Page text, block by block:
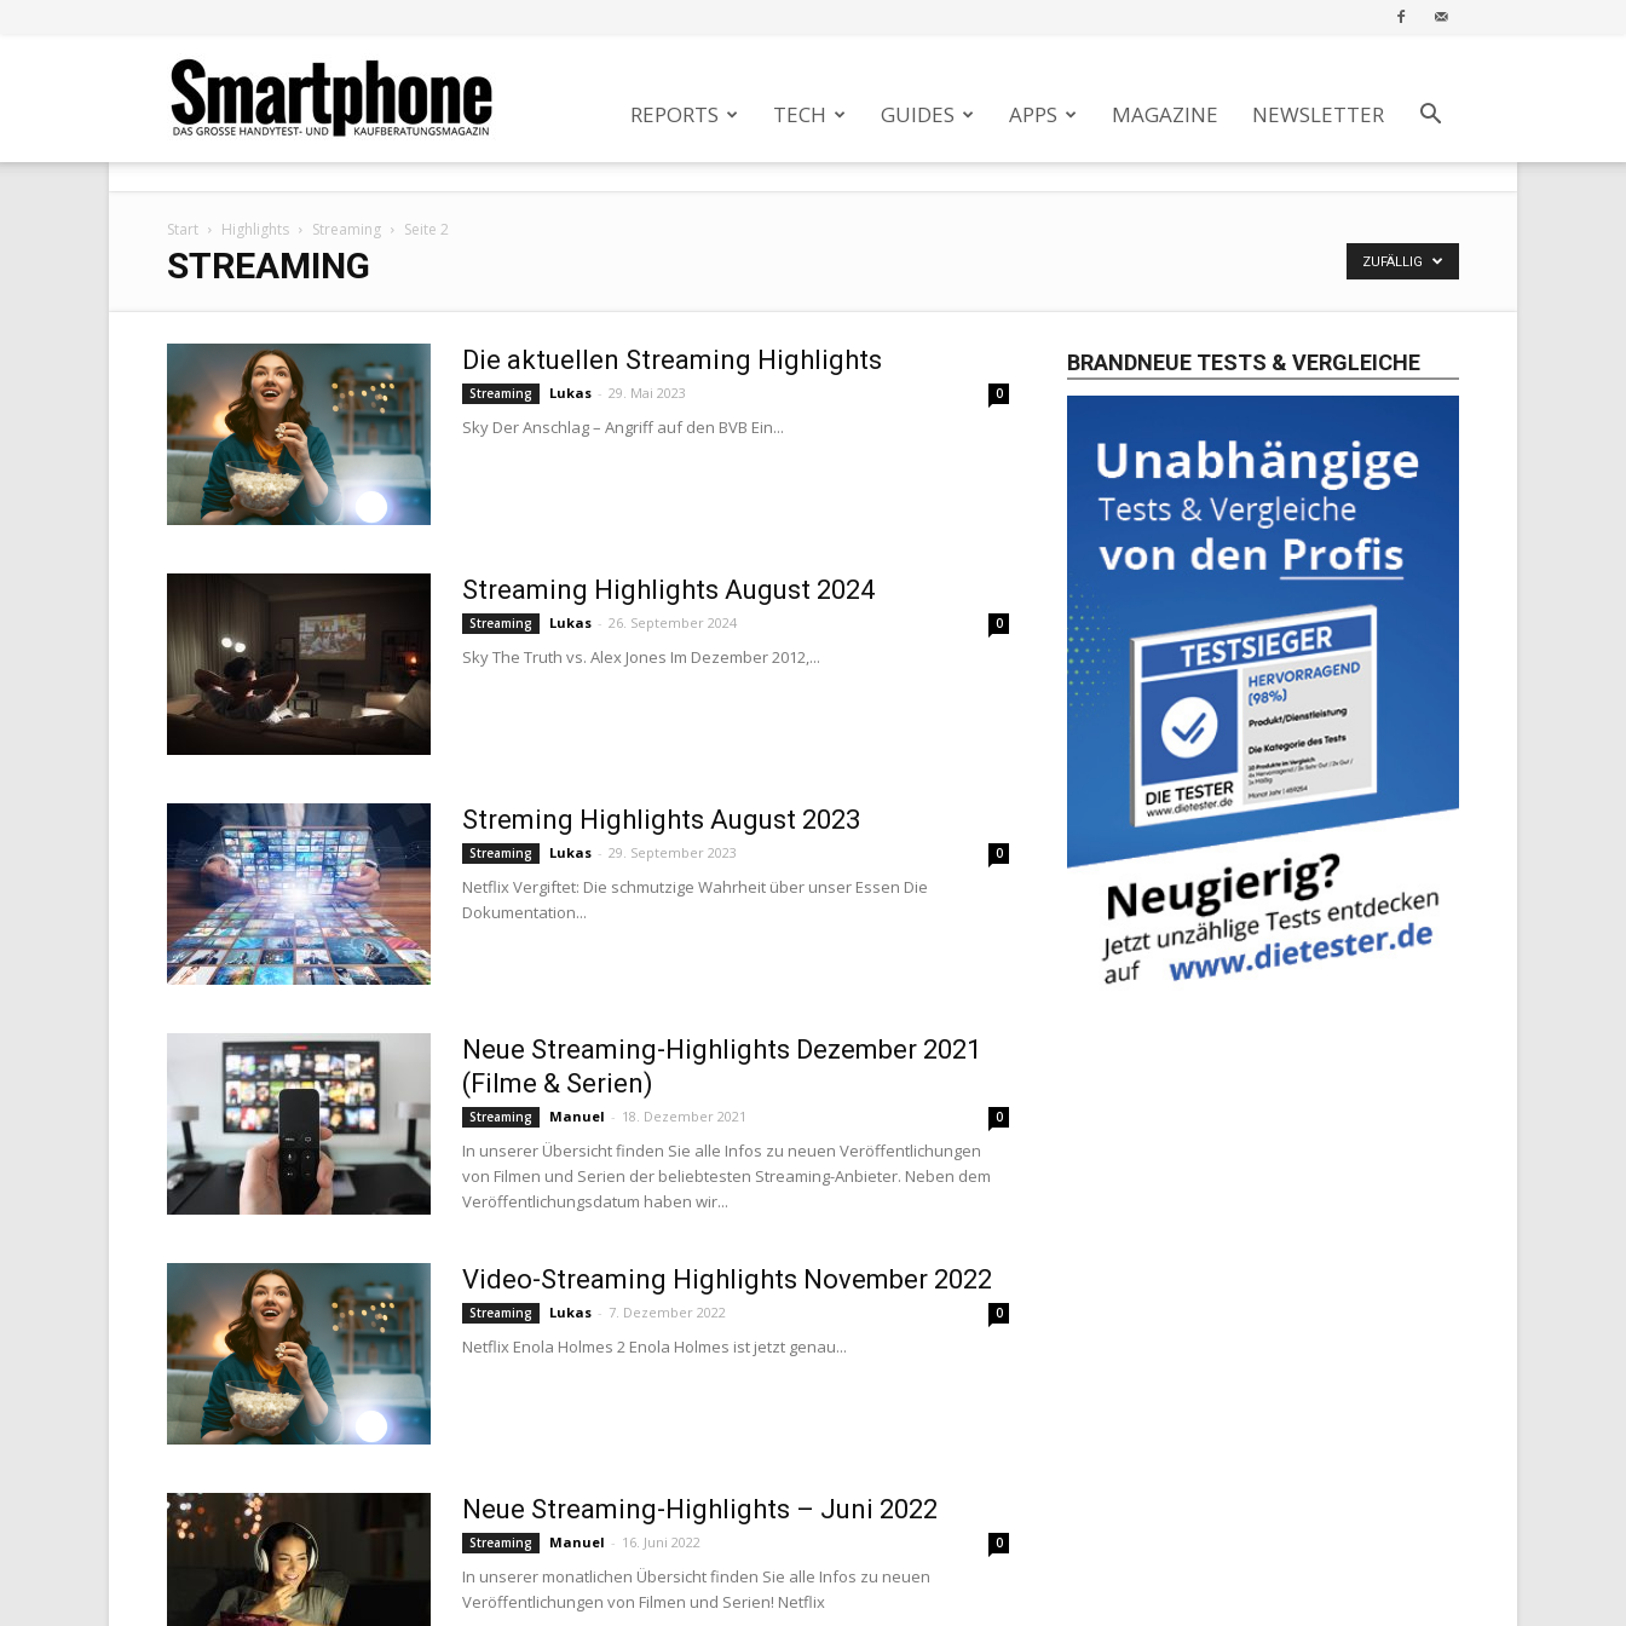
REPORTS TECH GUIDES APPS MAGAZINE NEWSLETTER
Start Highlights Streaming Seite 2
STREAMING ZUFÄLLIG
Die aktuellen Streaming Highlights
Streaming Lukas - 29. Mai 2023 0
Sky Der Anschlag – Angriff auf den BVB Ein...
Streaming Highlights August 2024
Streaming Lukas - 26. September 2024 0
Sky The Truth vs. Alex Jones Im Dezember 2012,...
Streming Highlights August 2023
Streaming Lukas - 29. September 2023 0
Netflix Vergiftet: Die schmutzige Wahrheit über unser Essen Die
Dokumentation...
Neue Streaming-Highlights Dezember 2021
(Filme & Serien)
Streaming Manuel - 18. Dezember 2021 0
In unserer Übersicht finden Sie alle Infos zu neuen Veröffentlichungen
von Filmen und Serien der beliebtesten Streaming-Anbieter. Neben dem
Veröffentlichungsdatum haben wir...
Video-Streaming Highlights November 2022
Streaming Lukas - 7. Dezember 2022 0
Netflix Enola Holmes 2 Enola Holmes ist jetzt genau...
Neue Streaming-Highlights – Juni 2022
Streaming Manuel - 16. Juni 2022 0
In unserer monatlichen Übersicht finden Sie alle Infos zu neuen
Veröffentlichungen von Filmen und Serien! Netflix
BRANDNEUE TESTS & VERGLEICHE